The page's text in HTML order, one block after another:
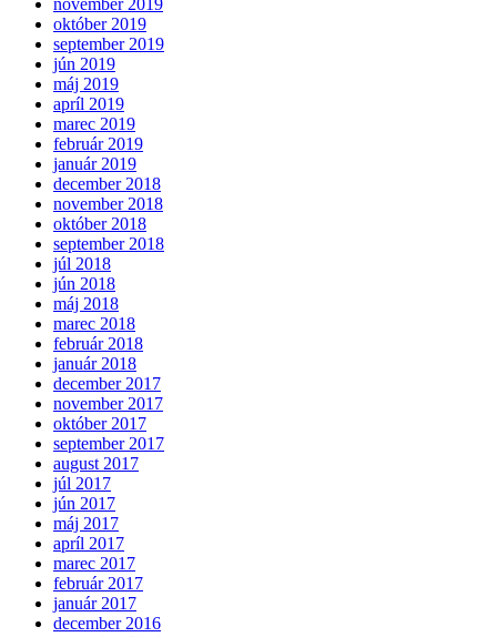
október 2019
september 2019
jún 2019
máj 2019
apríl 2019
marec 2019
február 2019
január 2019
december 2018
november 2018
október 2018
september 2018
júl 2018
jún 2018
máj 2018
marec 2018
február 2018
január 2018
december 2017
november 2017
október 2017
september 2017
august 2017
júl 2017
jún 2017
máj 2017
apríl 2017
marec 2017
február 2017
január 2017
december 2016